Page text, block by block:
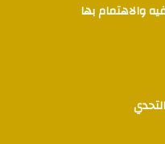
والاهتمام بها